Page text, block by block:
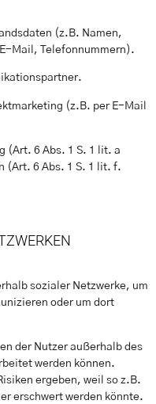
(z.B. Namen,
Mail, Telefonnummern).
(z.B. per E-Mail
(Art. 6 Abs. 1 S. 1 lit. a
(Art. 6 Abs. 1 S. 1 lit. f.
sozialer Netzwerke, um
oder um dort
der Nutzer außerhalb des
werden können.
ergeben, weil so z.B.
erschwert werden könnte.